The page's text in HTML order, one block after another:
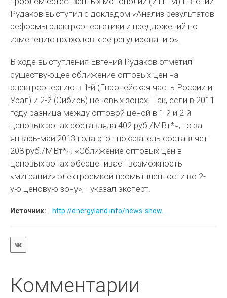
Рудаков выступил с докладом «Анализ результатов
реформы электроэнергетики и предложений по
изменению подходов к ее регулированию».
В ходе выступления Евгений Рудаков отметил
существующее сближение оптовых цен на
электроэнергию в 1-й (Европейская часть России и
Урал) и 2-й (Сибирь) ценовых зонах. Так, если в 2011
году разница между оптовой ценой в 1-й и 2-й
ценовых зонах составляла 402 руб./МВт*ч, то за
январь-май 2013 года этот показатель составляет
208 руб./МВт*ч. «Сближение оптовых цен в
ценовых зонах обесценивает возможность
«миграции» электроемкой промышленности во 2-
ую ценовую зону», - указал эксперт.
Источник: http://energyland.info/news-show...
Комментарии